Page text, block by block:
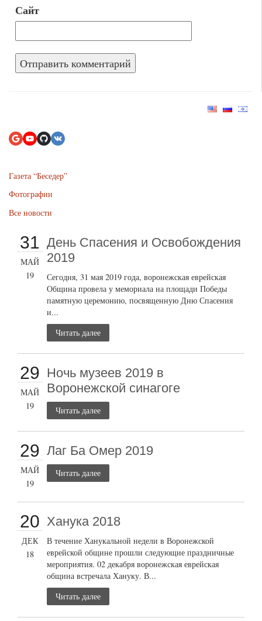
Сайт
Газета “Беседер”
Фотографии
Все новости
31
МАЙ
19
День Спасения и Освобождения
2019
Сегодня, 31 мая 2019 года, воронежская еврейская
Община провела у мемориала на площади Победы
памятную церемонию, посвященную Дню Спасения
и...
Читать далее
29
МАЙ
19
Ночь музеев 2019 в
Воронежской синагоге
Читать далее
29
МАЙ
19
Лаг Ба Омер 2019
Читать далее
20
ДЕК
18
Ханука 2018
В течение Ханукальной недели в Воронежской
еврейской общине прошли следующие праздничные
мероприятия. 02 декабря воронежская еврейская
община встречала Хануку. В...
Читать далее